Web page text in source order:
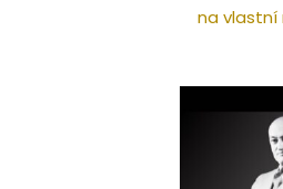
na vlastní